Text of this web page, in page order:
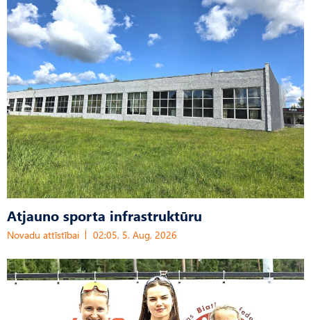
Atjauno sporta infrastruktūru
Novadu attīstībai 02:05, 5. Aug, 2026